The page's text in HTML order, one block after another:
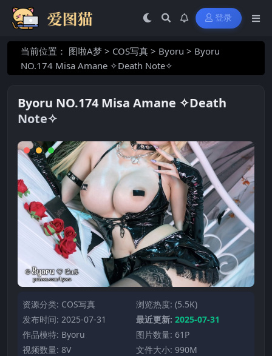
登录
当前位置： 图啦A梦 > COS写真 > Byoru > Byoru
NO.174 Misa Amane ✧Death Note✧
Byoru NO.174 Misa Amane ✧Death
Note✧
资源分类: COS写真
浏览热度: (5.5K)
发布时间: 2025-07-31
最近更新: 2025-07-31
作品模特: Byoru
图片数量: 61P
视频数量: 8V
文件大小: 990M